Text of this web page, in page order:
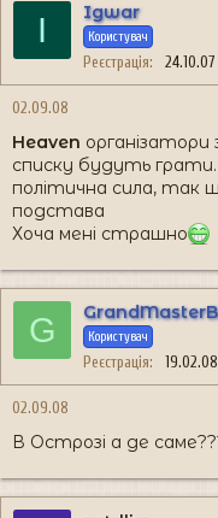
I Igwar
Користувач
Реєстрація 24.10.07
02.09.08
Heaven організатори
списку будуть
політична сила, так
подстава
Хоча мені страшно
G Користувач
Реєстрація 19.02.08
02.09.08
В Острозі а де